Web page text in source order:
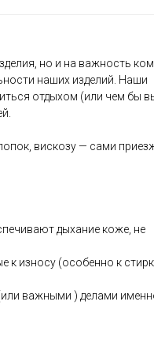
но и на важность
наших изделий. Наши
отдыхом (или чем бы
вискозу — сами
дыхание коже, не
к износу (особенно к
важными ) делами